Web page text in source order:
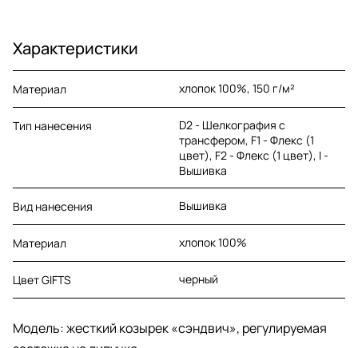
Характеристики
Материал хлопок 100%, 150 г/м²
Тип нанесения
D2 - Шелкография с
трансфером, F1 - Флекс (1
цвет), F2 - Флекс (1 цвет), I -
Вышивка
Вид нанесения Вышивка
Материал хлопок 100%
Цвет GIFTS черный
Модель: жесткий козырек «сэндвич», регулируемая